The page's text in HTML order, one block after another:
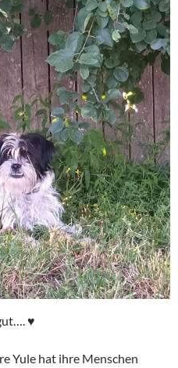
♥
Yule hat ihre Menschen